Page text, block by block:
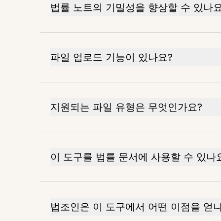
법률 노트의 기밀성을 향상할 수 있나
파일 업로드 기능이 있나요?
지원되는 파일 유형은 무엇인가요?
이 도구를 법률 문서에 사용할 수 있나
법조인은 이 도구에서 어떤 이점을 얻